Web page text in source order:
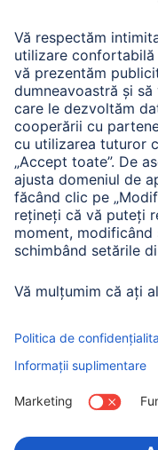
A.N.P.C.
A.N.P.C. SAL
Companie
Istoria companiei
Hama Mondial
Business-Portal